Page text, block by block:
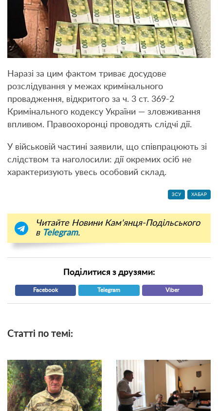
Наразі за цим фактом триває досудове
розслідування у межах кримінального
провадження, відкритого за ч. 3 ст. 369-2
Кримінального кодексу України — зловживання
впливом. Правоохоронці проводять слідчі дії.
У військовій частині заявили, що співпрацюють зі
слідством та наголосили: дії окремих осіб не
характеризують увесь особовий склад.
ЗСУ ХАБАР
Читайте Новини Кам'янця-Подільського
в Telegram.
Поділитися з друзями:
Facebook Telegram Viber
Статті по темі: